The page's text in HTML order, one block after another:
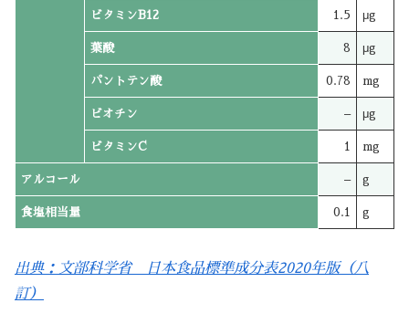
ビタミンB12 1.5 μg
葉酸 8 μg
パントテン酸 0.78 mg
ビオチン – μg
ビタミンC 1 mg
アルコール – g
食塩相当量 0.1 g
出典：文部科学省 日本食品標準成分表2020年版（八
訂）